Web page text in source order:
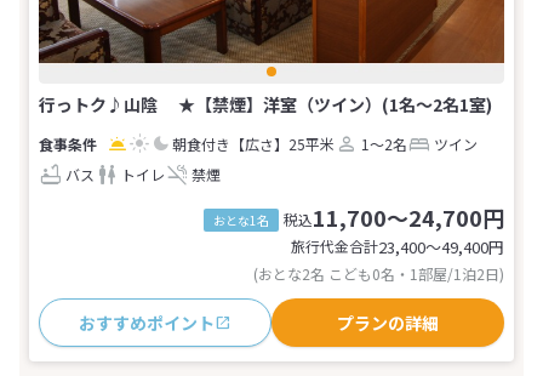
行っトク♪山陰 ★【禁煙】洋室（ツイン）(1名～2名1室)
朝食付き 【広さ】25平米 1～2名
ツイン
バス
トイレ 禁煙
おとな1名 税込11,700～24,700円
旅行代金合計23,400〜49,400円
(おとな2名 こども0名・1部屋/1泊2日)
おすすめポイント プランの詳細